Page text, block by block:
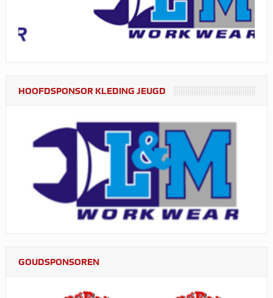
HOOFDSPONSOR KLEDING JEUGD
GOUDSPONSOREN